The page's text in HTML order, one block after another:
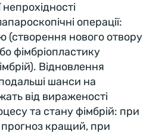
операції:
(створення нового отвору
фімбріопластику
Відновлення
шанси на
від вираженості
та стану фімбрій: при
кращий, при